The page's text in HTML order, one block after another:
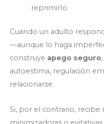
reprimirlo.
Cuando un adulto
—aunque lo haga
construye apego seguro
autoestima, regulación
relacionarse.
Si, por el contrario, recibe